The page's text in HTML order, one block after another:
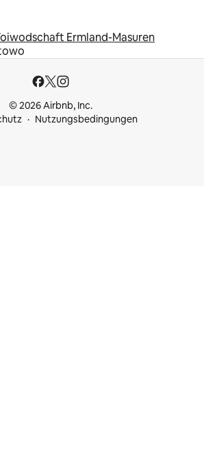
Ermland-Masuren
© 2026 Airbnb, Inc.
Nutzungsbedingungen